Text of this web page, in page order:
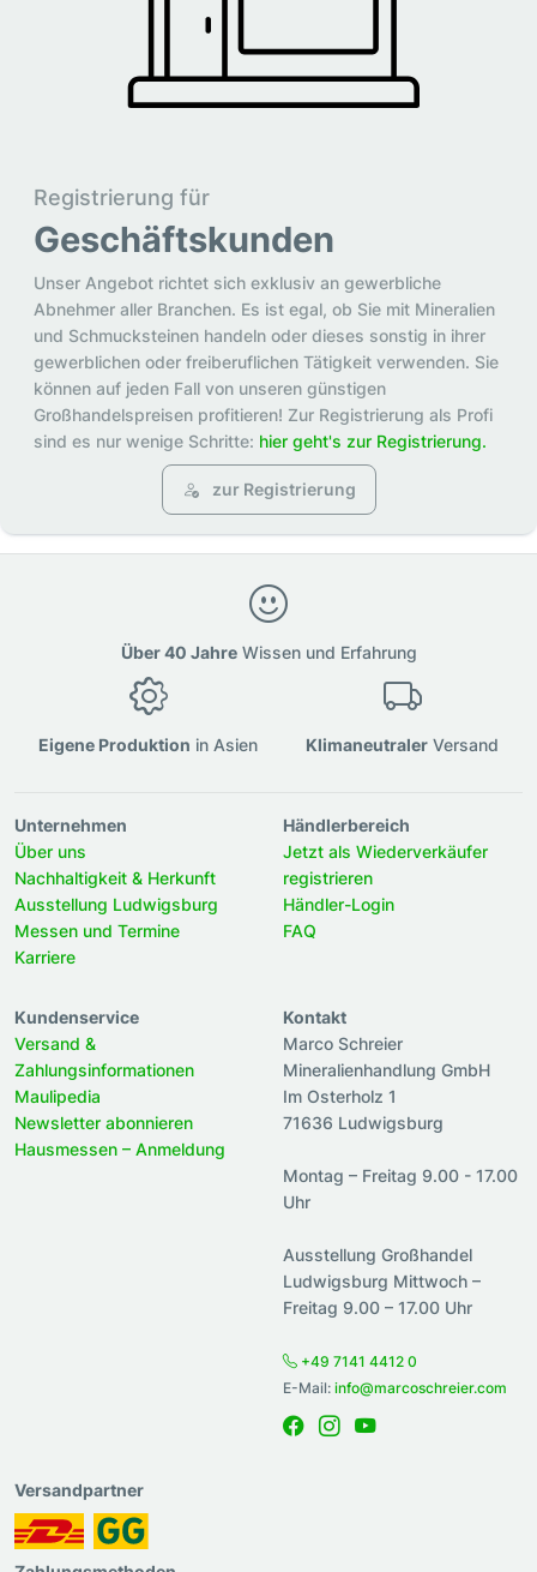
Registrierung für
Geschäftskunden
Unser Angebot richtet sich exklusiv an gewerbliche
Abnehmer aller Branchen. Es ist egal, ob Sie mit Mineralien
und Schmucksteinen handeln oder dieses sonstig in ihrer
gewerblichen oder freiberuflichen Tätigkeit verwenden. Sie
können auf jeden Fall von unseren günstigen
Großhandelspreisen profitieren! Zur Registrierung als Profi
sind es nur wenige Schritte: hier geht's zur Registrierung.
zur Registrierung
Über 40 JahreWissen und Erfahrung
Eigene Produktion in Asien Klimaneutraler Versand
Unternehmen
Über uns
Nachhaltigkeit & Herkunft
Ausstellung Ludwigsburg
Messen und Termine
Karriere
Händlerbereich
Jetzt als Wiederverkäufer
registrieren
Händler-Login
FAQ
Kundenservice
Versand &
Zahlungsinformationen
Maulipedia
Newsletter abonnieren
Hausmessen – Anmeldung
Kontakt
Marco Schreier
Mineralienhandlung GmbH
Im Osterholz 1
71636 Ludwigsburg
Montag – Freitag 9.00 - 17.00
Uhr
Ausstellung Großhandel
Ludwigsburg Mittwoch –
Freitag 9.00 – 17.00 Uhr
+49 7141 4412 0
E-Mail: info@marcoschreier.com
Versandpartner